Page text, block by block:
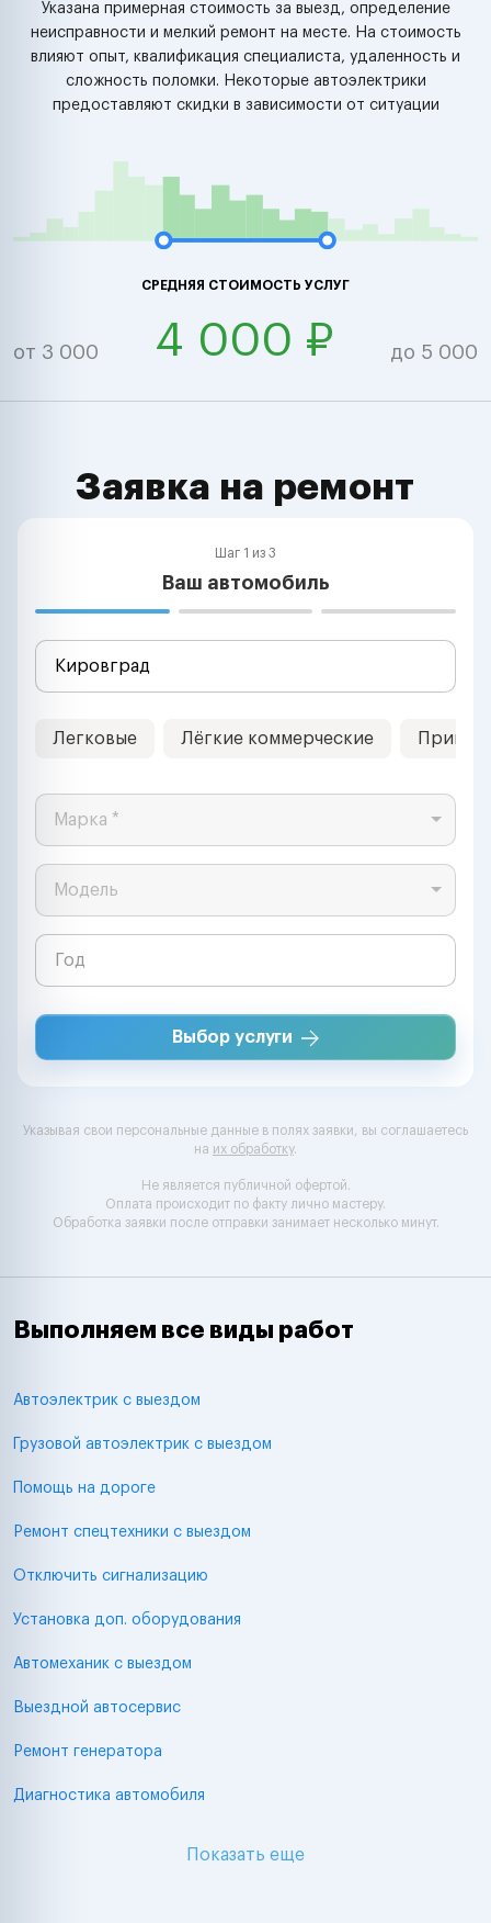
Указана примерная стоимость за выезд, определение
неисправности и мелкий ремонт на месте. На стоимость
влияют опыт, квалификация специалиста, удаленность и
сложность поломки. Некоторые автоэлектрики
предоставляют скидки в зависимости от ситуации
СРЕДНЯЯ СТОИМОСТЬ УСЛУГ
от 3 000 4 000 ₽ до 5 000
Заявка на ремонт
Шаг 1 из 3
Ваш автомобиль
Легковые Лёгкие коммерческие
Марка *
Модель
Выбор услуги
Указывая свои персональные данные в полях заявки, вы соглашаетесь
на их обработку.
Не является публичной офертой.
Оплата происходит по факту лично мастеру.
Обработка заявки после отправки занимает несколько минут.
Выполняем все виды работ
Автоэлектрик с выездом
Грузовой автоэлектрик с выездом
Помощь на дороге
Ремонт спецтехники с выездом
Отключить сигнализацию
Установка доп. оборудования
Автомеханик с выездом
Выездной автосервис
Ремонт генератора
Диагностика автомобиля
Показать еще